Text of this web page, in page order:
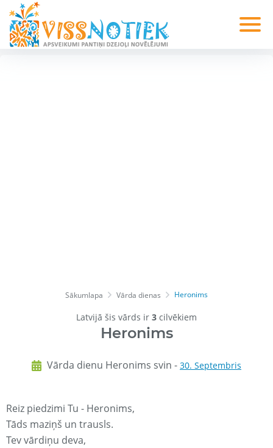
Sākumlapa Vārda dienas Heronims
Latvijā šis vārds ir 3 cilvēkiem
Heronims
Vārda dienu Heronims svin - 30. Septembris
Reiz piedzimi Tu - Heronims,
Tāds maziņš un trausls.
Tev vārdiņu deva,